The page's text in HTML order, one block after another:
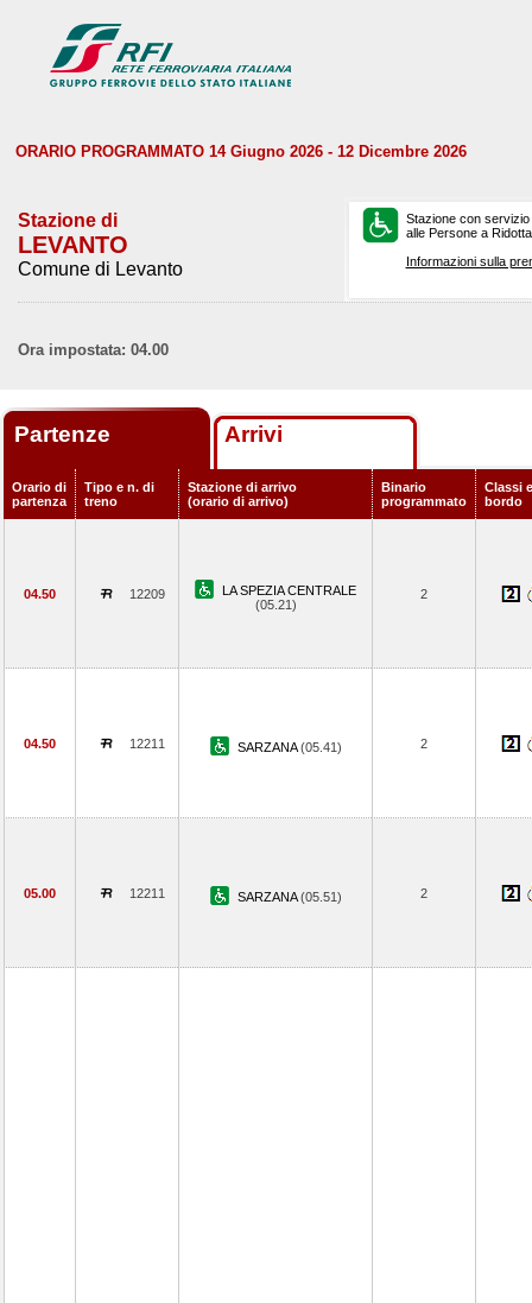
ORARIO PROGRAMMATO 14 Giugno 2026 - 12 Dicembre 2026
Stazione di
LEVANTO
Comune di Levanto
Stazione con
alle Persone a
Informazioni sulla
Ora impostata: 04.00
Partenze Arrivi
Orario di
partenza
Tipo e n. di
treno
Stazione di arrivo
(orario di arrivo)
Binario
programmato
Classi
bordo
04.50 12209
LA SPEZIA CENTRALE
(05.21)
2
04.50 12211 SARZANA(05.41) 2
05.00 12211 SARZANA(05.51) 2